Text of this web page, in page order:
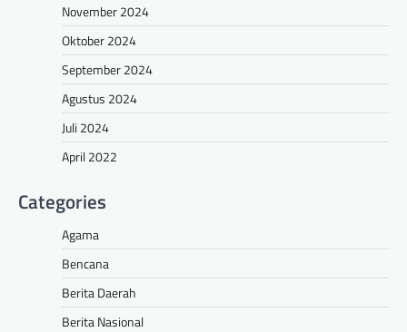
November 2024
Oktober 2024
September 2024
Agustus 2024
Juli 2024
April 2022
Categories
Agama
Bencana
Berita Daerah
Berita Nasional